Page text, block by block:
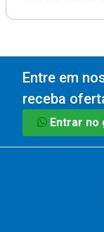
Entre em
receba
Entrar no